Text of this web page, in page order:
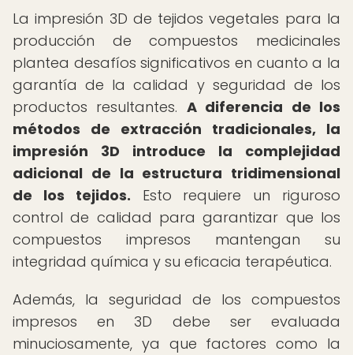
La impresión 3D de tejidos vegetales para la
producción de compuestos medicinales
plantea desafíos significativos en cuanto a la
garantía de la calidad y seguridad de los
productos resultantes. A diferencia de los
métodos de extracción tradicionales, la
impresión 3D introduce la complejidad
adicional de la estructura tridimensional
de los tejidos. Esto requiere un riguroso
control de calidad para garantizar que los
compuestos impresos mantengan su
integridad química y su eficacia terapéutica.
Además, la seguridad de los compuestos
impresos en 3D debe ser evaluada
minuciosamente, ya que factores como la